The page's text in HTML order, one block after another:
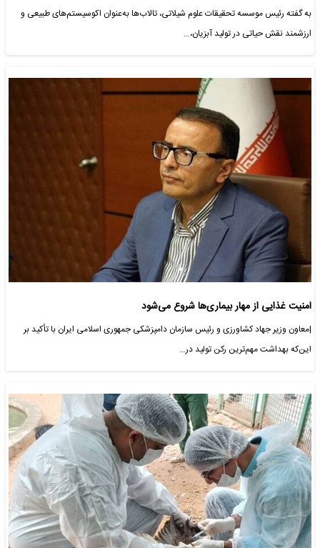
به گفته رئیس موسسه تحقیقات علوم شیلاتی، تالاب‌ها به‌عنوان اکوسیستم‌های طبیعی و
ارزشمند نقش حیاتی در تولید آبزیان،…
امنیت غذایی از مهار بیماری‌ها شروع می‌شود
|معاون وزیر جهاد کشاورزی و رئیس سازمان دامپزشکی جمهوری اسلامی ایران با تأکید بر
این‌که بهداشت مهم‌ترین رکن تولید در…